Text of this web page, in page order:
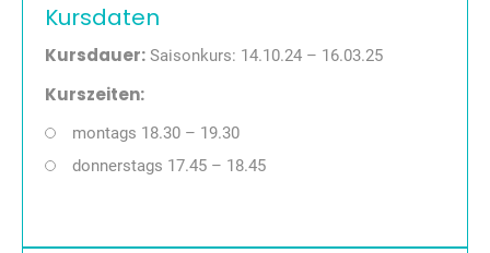
Kursdaten
Kursdauer: Saisonkurs: 14.10.24 – 16.03.25
Kurszeiten:
montags 18.30 – 19.30
donnerstags 17.45 – 18.45